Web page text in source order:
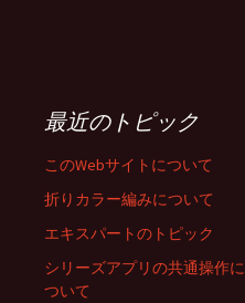
最近のトピック
このWebサイトについて
折りカラー編みについて
エキスパートのトピック
シリーズアプリの共通操作に
ついて